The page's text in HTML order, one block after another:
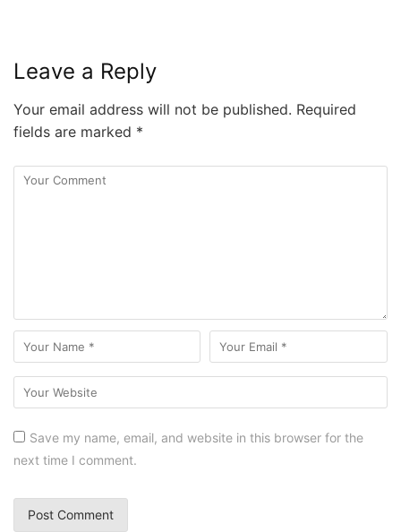
Leave a Reply
Your email address will not be published. Required
fields are marked *
Save my name, email, and website in this browser for the
next time I comment.